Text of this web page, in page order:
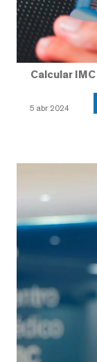
Calcular
5 abr 2024